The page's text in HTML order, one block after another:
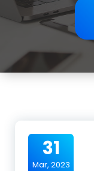
31
Mar, 2023